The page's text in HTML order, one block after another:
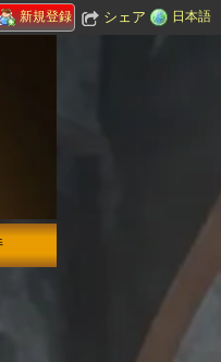
新規登録 シェア 日本語